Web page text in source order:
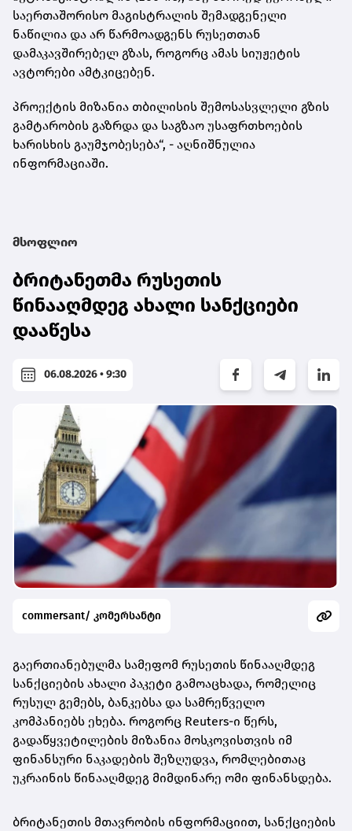
საერთაშორისო მაგისტრალის შემადგენელი
ნაწილია და არ წარმოადგენს რუსეთთან
დამაკავშირებელ გზას, როგორც ამას სიუჟეტის
ავტორები ამტკიცებენ.
პროექტის მიზანია თბილისის შემოსასვლელი გზის
გამტარობის გაზრდა და საგზაო უსაფრთხოების
ხარისხის გაუმჯობესება“, - აღნიშნულია
ინფორმაციაში.
მსოფლიო
ბრიტანეთმა რუსეთის
წინააღმდეგ ახალი სანქციები
დააწესა
06.08.2026 • 9:30
commersant/ კომერსანტი
გაერთიანებულმა სამეფომ რუსეთის წინააღმდეგ
სანქციების ახალი პაკეტი გამოაცხადა, რომელიც
რუსულ გემებს, ბანკებსა და სამრეწველო
კომპანიებს ეხება. როგორც Reuters-ი წერს,
გადაწყვეტილების მიზანია მოსკოვისთვის იმ
ფინანსური ნაკადების შეზღუდვა, რომლებითაც
უკრაინის წინააღმდეგ მიმდინარე ომი ფინანსდება.
ბრიტანეთის მთავრობის ინფორმაციით, სანქციების